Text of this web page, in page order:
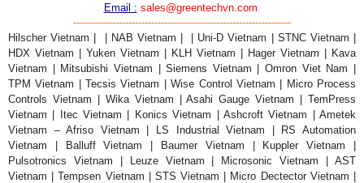
Email : sales@greentechvn.com
-------------------------------------------------------------------
Hilscher Vietnam | | NAB Vietnam | | Uni-D Vietnam | STNC Vietnam |
HDX Vietnam | Yuken Vietnam | KLH Vietnam | Hager Vietnam | Kava
Vietnam | Mitsubishi Vietnam | Siemens Vietnam | Omron Viet Nam |
TPM Vietnam | Tecsis Vietnam | Wise Control Vietnam | Micro Process
Controls Vietnam | Wika Vietnam | Asahi Gauge Vietnam | TemPress
Vietnam | Itec Vietnam | Konics Vietnam | Ashcroft Vietnam | Ametek
Vietnam – Afriso Vietnam | LS Industrial Vietnam | RS Automation
Vietnam | Balluff Vietnam | Baumer Vietnam | Kuppler Vietnam |
Pulsotronics Vietnam | Leuze Vietnam | Microsonic Vietnam | AST
Vietnam | Tempsen Vietnam | STS Vietnam | Micro Dectector Vietnam |